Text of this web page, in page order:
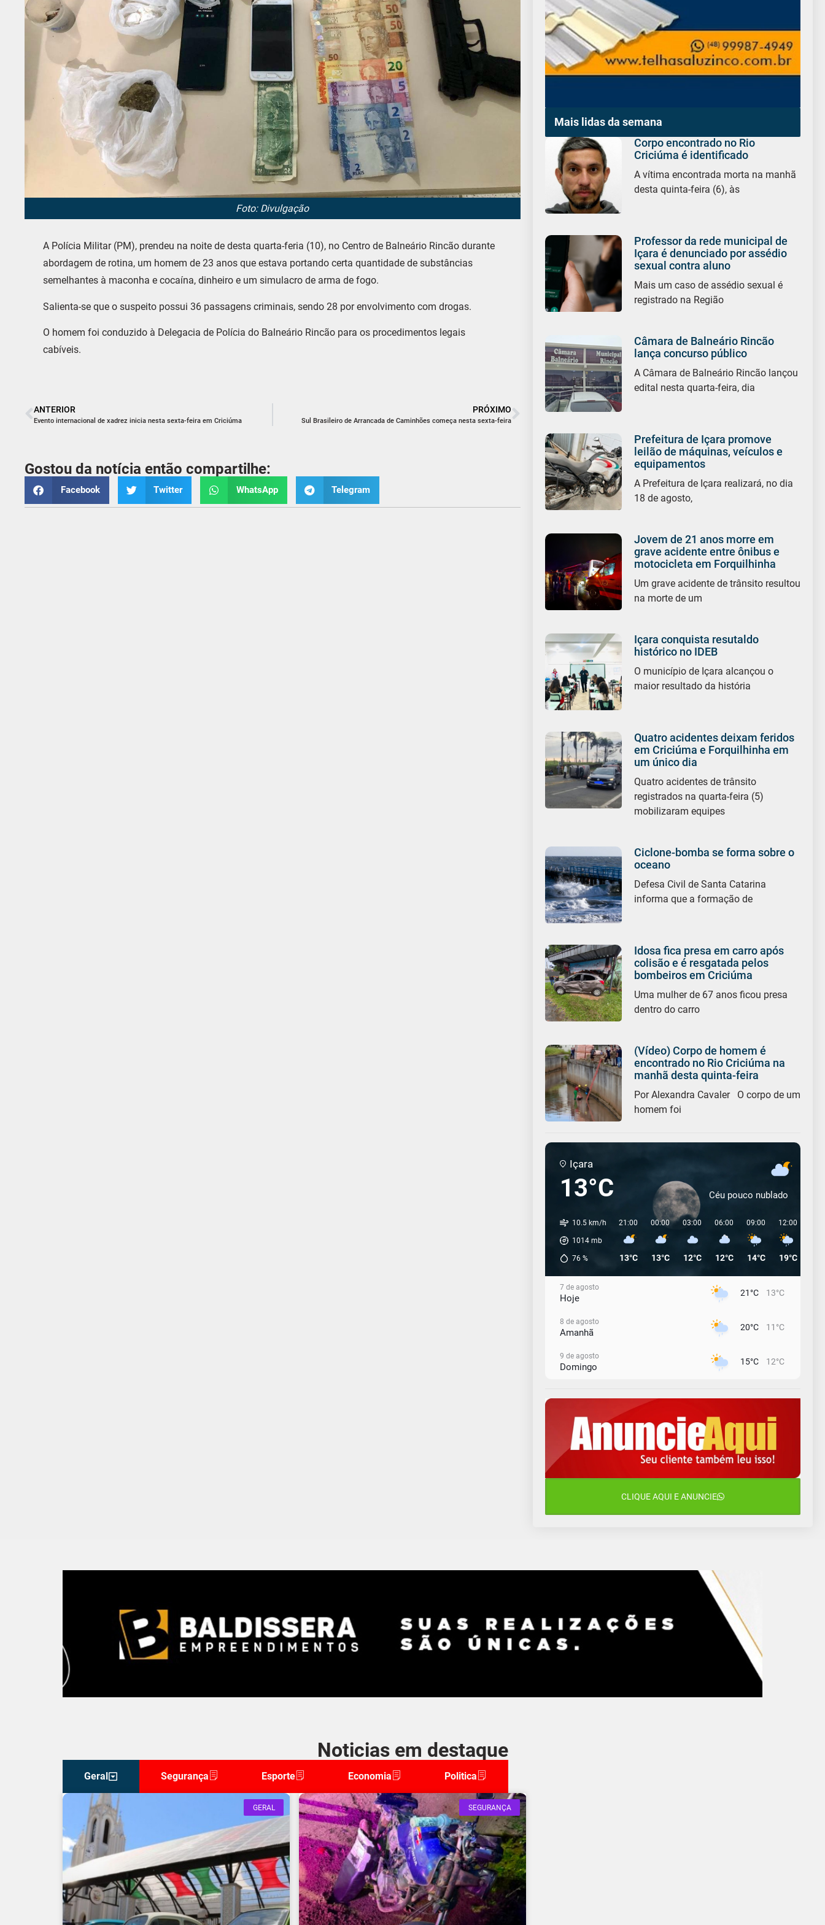
Foto: Divulgação
A Polícia Militar (PM), prendeu na noite de desta quarta-feria (10), no Centro de Balneário Rincão durante
abordagem de rotina, um homem de 23 anos que estava portando certa quantidade de substâncias
semelhantes à maconha e cocaína, dinheiro e um simulacro de arma de fogo.
Salienta-se que o suspeito possui 36 passagens criminais, sendo 28 por envolvimento com drogas.
O homem foi conduzido à Delegacia de Polícia do Balneário Rincão para os procedimentos legais
cabíveis.
ANTERIOR
Evento internacional de xadrez inicia nesta sexta-feira em Criciúma
PRÓXIMO
Sul Brasileiro de Arrancada de Caminhões começa nesta sexta-feira
Gostou da notícia então compartilhe:
Facebook Twitter WhatsApp Telegram
Mais lidas da semana
Corpo encontrado no Rio
Criciúma é identificado
A vítima encontrada morta na manhã
desta quinta-feira (6), às
Professor da rede municipal de
Içara é denunciado por assédio
sexual contra aluno
Mais um caso de assédio sexual é
registrado na Região
Câmara de Balneário Rincão
lança concurso público
A Câmara de Balneário Rincão lançou
edital nesta quarta-feira, dia
Prefeitura de Içara promove
leilão de máquinas, veículos e
equipamentos
A Prefeitura de Içara realizará, no dia
18 de agosto,
Jovem de 21 anos morre em
grave acidente entre ônibus e
motocicleta em Forquilhinha
Um grave acidente de trânsito resultou
na morte de um
Içara conquista resutaldo
histórico no IDEB
O município de Içara alcançou o
maior resultado da história
Quatro acidentes deixam feridos
em Criciúma e Forquilhinha em
um único dia
Quatro acidentes de trânsito
registrados na quarta-feira (5)
mobilizaram equipes
Ciclone-bomba se forma sobre o
oceano
Defesa Civil de Santa Catarina
informa que a formação de
Idosa fica presa em carro após
colisão e é resgatada pelos
bombeiros em Criciúma
Uma mulher de 67 anos ficou presa
dentro do carro
(Vídeo) Corpo de homem é
encontrado no Rio Criciúma na
manhã desta quinta-feira
Por Alexandra Cavaler O corpo de um
homem foi
Içara
13°C Céu pouco nublado
10.5 km/h
1014mb
76%
21:00
13°C
00:00
13°C
03:00
12°C
06:00
12°C
09:00
14°C
12:00
19°C
7 de agosto
Hoje 21°C 13°C
8 de agosto
Amanhã 20°C 11°C
9 de agosto
Domingo 15°C 12°C
Segunda-Feira
11 de agosto
Terça-Feira
12 de agosto
16°C 11°C
CLIQUE AQUI E ANUNCIE
Noticias em destaque
Geral Segurança Esporte Economia Politica
GERAL SEGURANÇA